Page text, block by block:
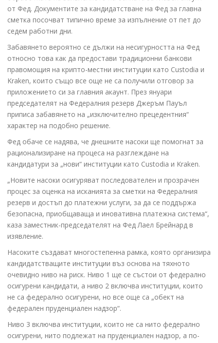
от Фед. Документите за кандидатстване на Фед за главна
сметка посочват типично време за изпълнение от пет до
седем работни дни.
Забавянето вероятно се дължи на несигурността на Фед
относно това как да предостави традиционни банкови
правомощия на крипто-местни институции като Custodia и
Kraken, които също все още не са получили отговор за
приложението си за главния акаунт. През януари
председателят на Федералния резерв Джеръм Пауъл
приписа забавянето на „изключително прецедентния“
характер на подобно решение.
Фед обаче се надява, че днешните насоки ще помогнат за
рационализиране на процеса на разглеждане на
кандидатури за „нови“ институции като Custodia и Kraken.
„Новите насоки осигуряват последователен и прозрачен
процес за оценка на исканията за сметки на Федералния
резерв и достъп до платежни услуги, за да се поддържа
безопасна, приобщаваща и иновативна платежна система“,
каза заместник-председателят на Фед Лаел Брейнард в
изявление.
Насоките създават многостепенна рамка, която организира
кандидатстващите институции въз основа на тяхното
очевидно ниво на риск. Ниво 1 ще се състои от федерално
осигурени кандидати, а ниво 2 включва институции, които
не са федерално осигурени, но все още са „обект на
федерален пруденциален надзор“.
Ниво 3 включва институции, които не са нито федерално
осигурени, нито подлежат на пруденциален надзор, а по-